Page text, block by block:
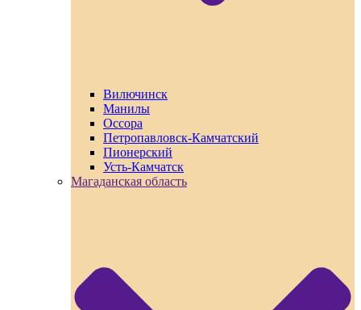
Вилючинск
Манилы
Оссора
Петропавловск-Камчатский
Пионерский
Усть-Камчатск
Магаданская область